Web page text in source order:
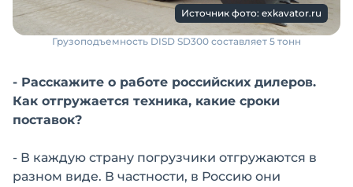
Источник фото: exkavator.ru
Грузоподъемность DISD SD300 составляет 5 тонн
- Расскажите о работе российских дилеров.
Как отгружается техника, какие сроки
поставок?
- В каждую страну погрузчики отгружаются в
разном виде. В частности, в Россию они